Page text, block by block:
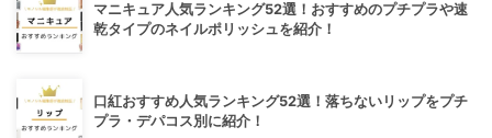
マニキュア人気ランキング52選！おすすめのプチプラや速
乾タイプのネイルポリッシュを紹介！
口紅おすすめ人気ランキング52選！落ちないリップをプチ
プラ・デパコス別に紹介！